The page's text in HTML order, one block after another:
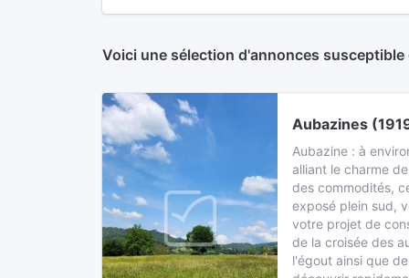
Voici une sélection d'annonces
Aubazines
Aubazine : à
alliant le charme
des commodités,
exposé plein sud,
votre projet de
de la croisée des
l'égout ainsi que